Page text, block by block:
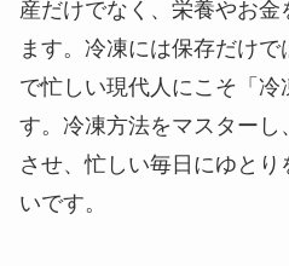
産だけでなく、栄養やお金
ます。冷凍には保存だけ
で忙しい現代人にこそ「冷
す。冷凍方法をマスター
させ、忙しい毎日にゆと
いです。